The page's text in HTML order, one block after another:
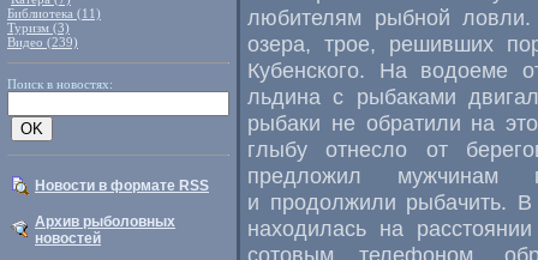
Библиотека (11)
Туризм (3)
Видео (239)
Поиск в новостях:
Новости в формате RSS
Архив рыболовных
новостей
любителям рыбной
озера, трое, решивших
Кубенского. На водоеме
льдина с рыбаками
рыбаки не обратили на
глыбу отнесло от
предложил мужчинам
и продолжили рыбачить. В
находилась на
сотовым телефоном,